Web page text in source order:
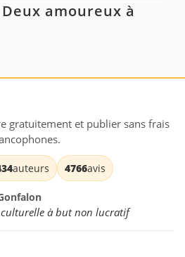
amoureux à
gratuitement et publier sans frais
auteurs 4766avis
culturelle à but non lucratif